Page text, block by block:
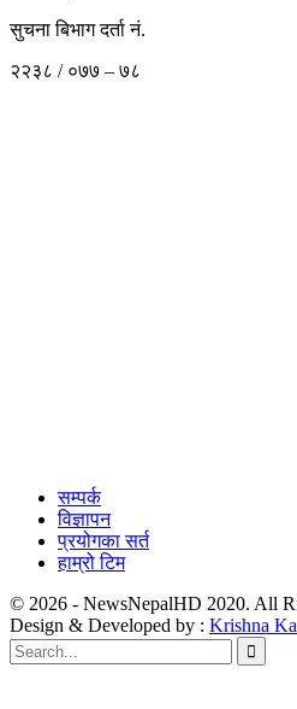
सुचना बिभाग दर्ता नं.
२२३८ / ०७७ – ७८
सम्पर्क
विज्ञापन
प्रयोगका सर्त
हाम्रो टिम
© 2026 - NewsNepalHD 2020. All
Design & Developed by : Krishna